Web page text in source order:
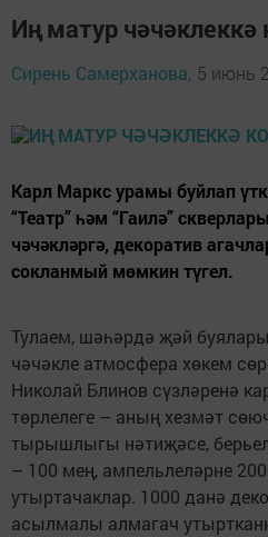
Иң матур чәчәклеккә
Сирень Самерханова, 5 июнь
Карл Маркс урамы буйлап
“Театр” һәм “Гаилә”
чәчәкләргә, декоратив
сокланмый мөмкин түгел.
Тулаем, шәһәрдә җәй
чәчәкле атмосфера хөкем
Николай Блинов сүзләренә
төрлелеге – аның хезмәт
тырышлыгы нәтиҗәсе,
– 100 мең, ампельлеләрне
утыртачаклар. 1000 данә
асылмалы алмагач